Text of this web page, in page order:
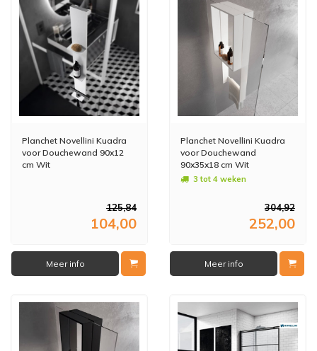
Planchet Novellini Kuadra
voor Douchewand 90x12
cm Wit
125,84
104,00
Meer info
Planchet Novellini Kuadra
voor Douchewand
90x35x18 cm Wit
3 tot 4 weken
304,92
252,00
Meer info